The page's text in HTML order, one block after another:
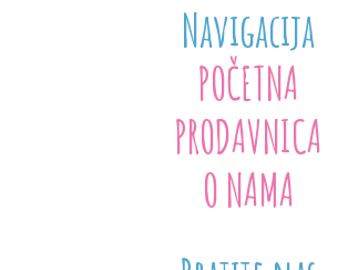
Navigacija
POČETNA
PRODAVNICA
O NAMA